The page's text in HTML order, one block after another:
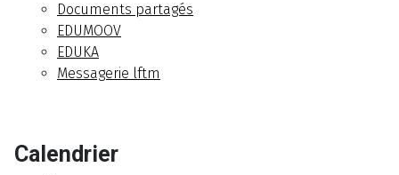
Documents partagés
EDUMOOV
EDUKA
Messagerie lftm
Calendrier